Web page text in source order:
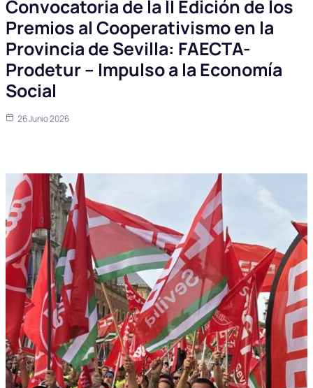
Convocatoria de la II Edición de los
Premios al Cooperativismo en la
Provincia de Sevilla: FAECTA-
Prodetur – Impulso a la Economía
Social
26 Junio 2026